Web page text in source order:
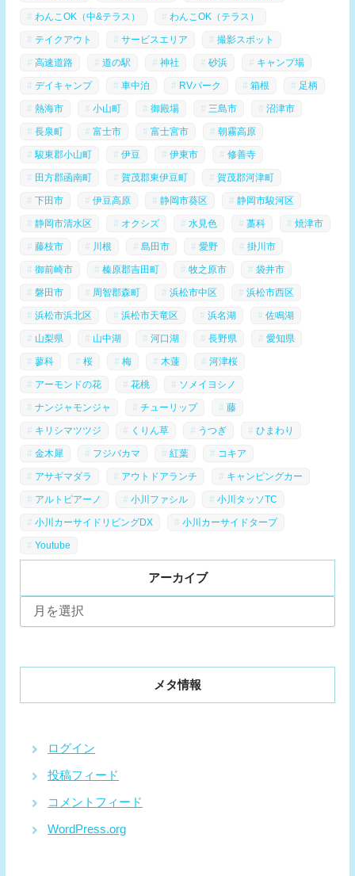
わんこOK（中&テラス） わんこOK（テラス）
テイクアウト サービスエリア 撮影スポット
高速道路 道の駅 神社 砂浜 キャンプ場
デイキャンプ 車中泊 RVパーク 箱根 足柄
熱海市 小山町 御殿場 三島市 沼津市
長泉町 富士市 富士宮市 朝霧高原
駿東郡小山町 伊豆 伊東市 修善寺
田方郡函南町 賀茂郡東伊豆町 賀茂郡河津町
下田市 伊豆高原 静岡市葵区 静岡市駿河区
静岡市清水区 オクシズ 水見色 藁科 焼津市
藤枝市 川根 島田市 愛野 掛川市
御前崎市 榛原郡吉田町 牧之原市 袋井市
磐田市 周智郡森町 浜松市中区 浜松市西区
浜松市浜北区 浜松市天竜区 浜名湖 佐鳴湖
山梨県 山中湖 河口湖 長野県 愛知県
蓼科 桜 梅 木蓮 河津桜
アーモンドの花 花桃 ソメイヨシノ
ナンジャモンジャ チューリップ 藤
キリシマツツジ くりん草 うつぎ ひまわり
金木犀 フジバカマ 紅葉 コキア
アサギマダラ アウトドアランチ キャンピングカー
アルトピアーノ 小川ファシル 小川タッソTC
小川カーサイドリビングDX 小川カーサイドタープ
Youtube
アーカイブ
ー
メタ情報
ログイン
投稿フィード
コメントフィード
WordPress.org